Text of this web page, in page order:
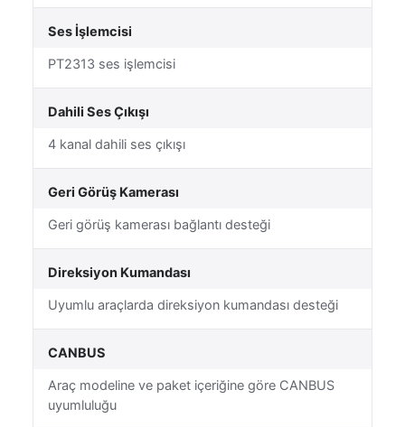
Ses İşlemcisi
PT2313 ses işlemcisi
Dahili Ses Çıkışı
4 kanal dahili ses çıkışı
Geri Görüş Kamerası
Geri görüş kamerası bağlantı desteği
Direksiyon Kumandası
Uyumlu araçlarda direksiyon kumandası desteği
CANBUS
Araç modeline ve paket içeriğine göre CANBUS
uyumluluğu